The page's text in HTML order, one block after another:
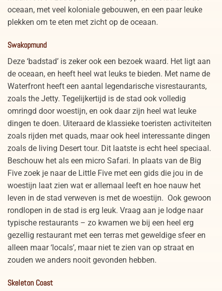
oceaan, met veel koloniale gebouwen, en een paar leuke
plekken om te eten met zicht op de oceaan.
Swakopmund
Deze ‘badstad’ is zeker ook een bezoek waard. Het ligt aan
de oceaan, en heeft heel wat leuks te bieden. Met name de
Waterfront heeft een aantal legendarische visrestaurants,
zoals the Jetty. Tegelijkertijd is de stad ook volledig
omringd door woestijn, en ook daar zijn heel wat leuke
dingen te doen. Uiteraard de klassieke toeristen activiteiten
zoals rijden met quads, maar ook heel interessante dingen
zoals de living Desert tour. Dit laatste is echt heel speciaal.
Beschouw het als een micro Safari. In plaats van de Big
Five zoek je naar de Little Five met een gids die jou in de
woestijn laat zien wat er allemaal leeft en hoe nauw het
leven in de stad verweven is met de woestijn. Ook gewoon
rondlopen in de stad is erg leuk. Vraag aan je lodge naar
typische restaurants – zo kwamen we bij een heel erg
gezellig restaurant met een terras met geweldige sfeer en
alleen maar ‘locals’, maar niet te zien van op straat en
zouden we anders nooit gevonden hebben.
Skeleton Coast